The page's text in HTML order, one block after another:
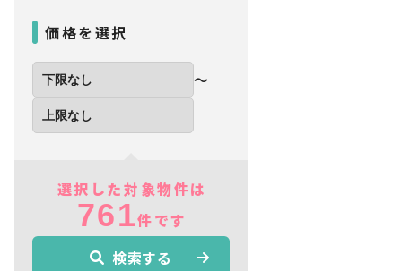
価格を選択
〜
選択した対象物件は
761件です
検索する